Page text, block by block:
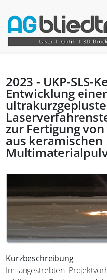
2023 - UKP-SLS-
Entwicklung
zur Fertigung
aus keramischen
Kurzbeschreibung
Im angestrebten